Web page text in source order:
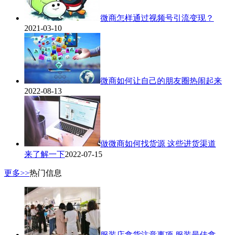
微商怎样通过视频号引流变现？
2021-03-10
微商如何让自己的朋友圈热闹起来
2022-08-13
做微商如何找货源 这些进货渠道
来了解一下2022-07-15
更多>>热门信息